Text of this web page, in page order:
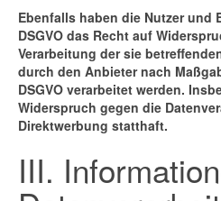
Ebenfalls haben die Nutzer und
DSGVO das Recht auf
Verarbeitung der sie
durch den Anbieter nach
DSGVO verarbeitet werden.
Widerspruch gegen die
Direktwerbung statthaft.
III.